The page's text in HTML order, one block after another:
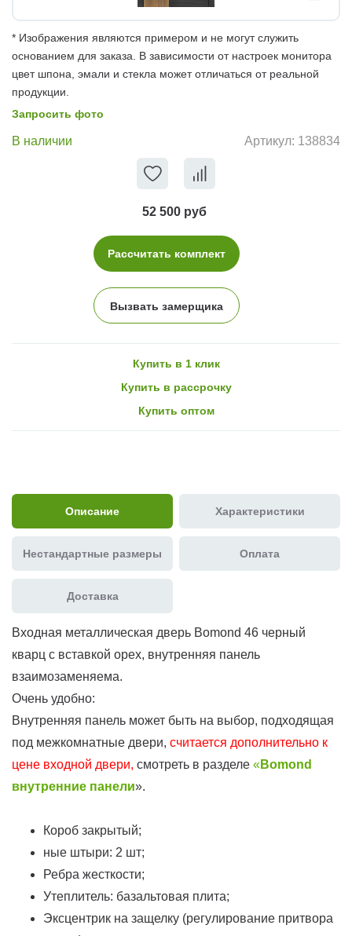
* Изображения являются примером и не могут служить
основанием для заказа. В зависимости от настроек монитора
цвет шпона, эмали и стекла может отличаться от реальной
продукции.
Запросить фото
В наличии Артикул: 138834
52 500 руб
Рассчитать комплект
Вызвать замерщика
Купить в 1 клик
Купить в рассрочку
Купить оптом
Описание Характеристики
Нестандартные размеры Оплата
Доставка
Входная металлическая дверь Bomond 46 черный
кварц с вставкой орех, внутренняя панель
взаимозаменяема.
Очень удобно:
Внутренняя панель может быть на выбор, подходящая
под межкомнатные двери, считается дополнительно к
цене входной двери, смотреть в разделе «Bomond
внутренние панели».
Короб закрытый;
ные штыри: 2 шт;
Ребра жесткости;
Утеплитель: базальтовая плита;
Эксцентрик на защелку (регулирование притвора